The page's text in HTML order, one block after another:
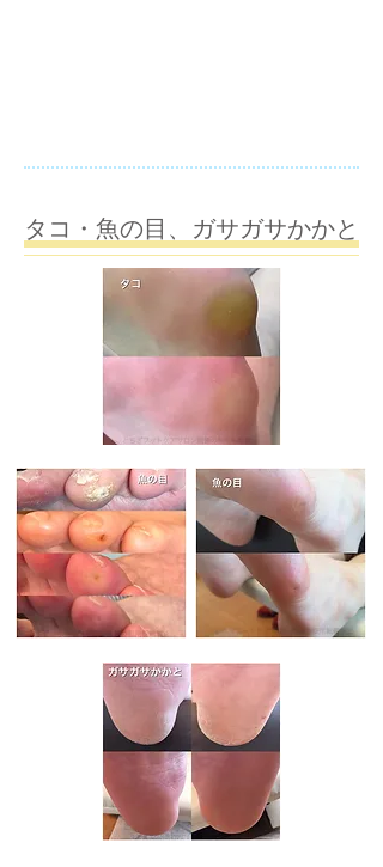
​タコ・魚の目、ガサガサかかと